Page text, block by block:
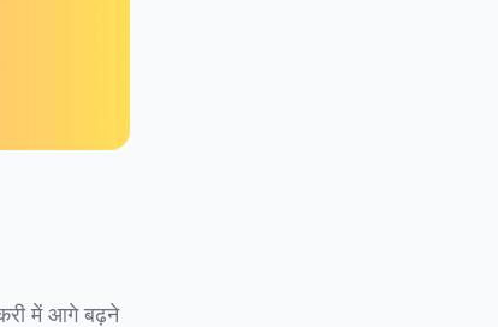
में आगे बढ़ने